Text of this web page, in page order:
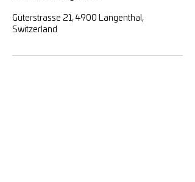
Güterstrasse 21, 4900 Langenthal,
Switzerland